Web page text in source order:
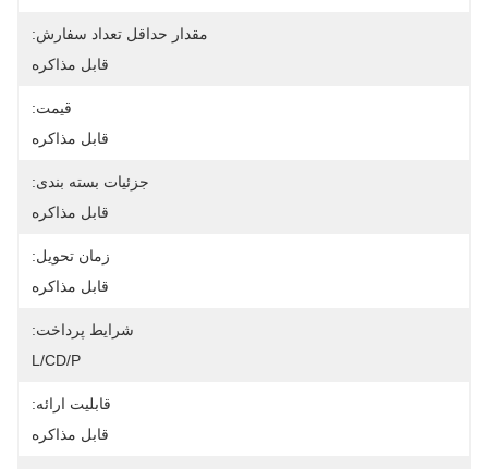
مقدار حداقل تعداد سفارش:
قابل مذاکره
قیمت:
قابل مذاکره
جزئیات بسته بندی:
قابل مذاکره
زمان تحویل:
قابل مذاکره
شرایط پرداخت:
L/CD/P
قابلیت ارائه:
قابل مذاکره